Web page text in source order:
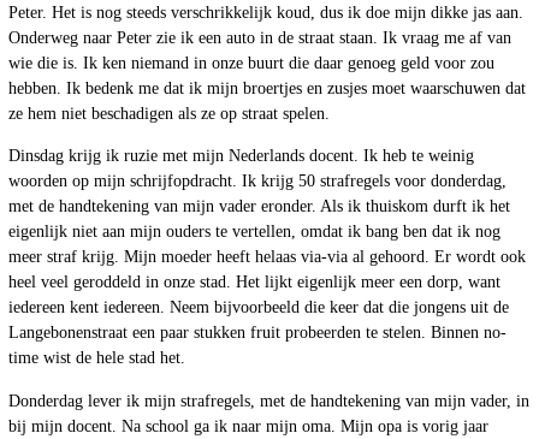
Peter. Het is nog steeds verschrikkelijk koud, dus ik doe mijn dikke jas aan.
Onderweg naar Peter zie ik een auto in de straat staan. Ik vraag me af van
wie die is. Ik ken niemand in onze buurt die daar genoeg geld voor zou
hebben. Ik bedenk me dat ik mijn broertjes en zusjes moet waarschuwen dat
ze hem niet beschadigen als ze op straat spelen.
Dinsdag krijg ik ruzie met mijn Nederlands docent. Ik heb te weinig
woorden op mijn schrijfopdracht. Ik krijg 50 strafregels voor donderdag,
met de handtekening van mijn vader eronder. Als ik thuiskom durft ik het
eigenlijk niet aan mijn ouders te vertellen, omdat ik bang ben dat ik nog
meer straf krijg. Mijn moeder heeft helaas via-via al gehoord. Er wordt ook
heel veel geroddeld in onze stad. Het lijkt eigenlijk meer een dorp, want
iedereen kent iedereen. Neem bijvoorbeeld die keer dat die jongens uit de
Langebonenstraat een paar stukken fruit probeerden te stelen. Binnen no-
time wist de hele stad het.
Donderdag lever ik mijn strafregels, met de handtekening van mijn vader, in
bij mijn docent. Na school ga ik naar mijn oma. Mijn opa is vorig jaar